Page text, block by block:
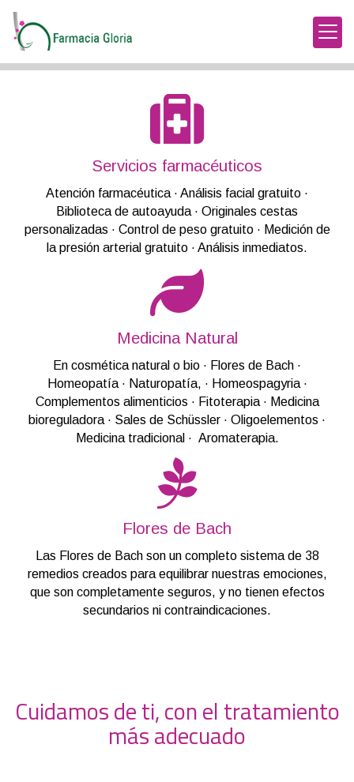
Farmacias en
Servicios farmacéuticos
Atención farmacéutica · Análisis facial gratuito ·
Biblioteca de autoayuda · Originales cestas
personalizadas · Control de peso gratuito · Medición de
la presión arterial gratuito · Análisis inmediatos.
Medicina Natural
Medicina Natural
En cosmética natural o bio · Flores de Bach ·
Homeopatía · Naturopatía, · Homeospagyria ·
Complementos alimenticios · Fitoterapia · Medicina
bioreguladora · Sales de Schüssler · Oligoelementos ·
Medicina tradicional · Aromaterapia.
Flores de Bach
Las Flores de Bach son un completo sistema de 38
remedios creados para equilibrar nuestras emociones,
que son completamente seguros, y no tienen efectos
secundarios ni contraindicaciones.
Cuidamos de ti, con el tratamiento
más adecuado